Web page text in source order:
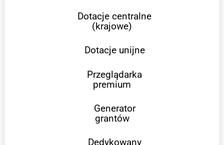
Dotacje centralne
(krajowe)
Dotacje unijne
Przeglądarka
premium
Generator
grantów
Dedykowany